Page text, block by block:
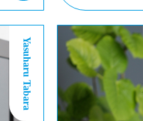
Yasuharu Tabara